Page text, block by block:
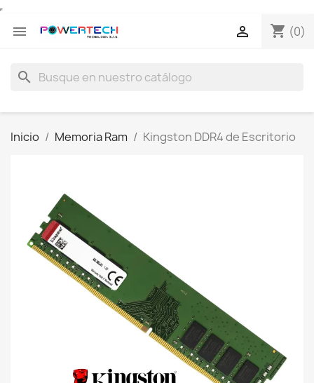
 shopping_cart (0)

search
Inicio Memoria Ram Kingston DDR4 de Escritorio